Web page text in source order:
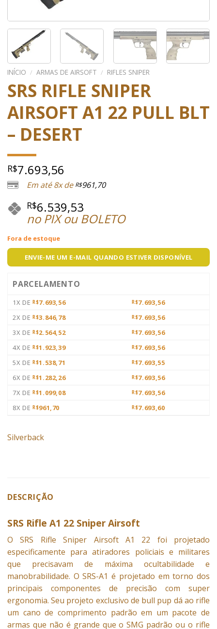
INÍCIO / ARMAS DE AIRSOFT / RIFLES SNIPER
SRS RIFLE SNIPER
AIRSOFT A1 22 PULL BLT
– DESERT
R$7.693,56
Em até 8x de R$961,70
R$6.539,53
no PIX ou BOLETO
Fora de estoque
ENVIE-ME UM E-MAIL QUANDO ESTIVER DISPONÍVEL
PARCELAMENTO
1X DE R$7.693,56 R$7.693,56
2X DE R$3.846,78 R$7.693,56
3X DE R$2.564,52 R$7.693,56
4X DE R$1.923,39 R$7.693,56
5X DE R$1.538,71 R$7.693,55
6X DE R$1.282,26 R$7.693,56
7X DE R$1.099,08 R$7.693,56
8X DE R$961,70 R$7.693,60
Silverback
DESCRIÇÃO
SRS Rifle A1 22 Sniper Airsoft
O SRS RifleSniper Airsoft A1 22 foi projetado
especificamente para atiradores policiais e militares
que precisavam de máxima ocultabilidade e
manobrabilidade. OSRS-A1 é projetado em torno dos
principais componentes de precisão com super
ergonomia. Seu projeto exclusivo de bull pup dá ao rifle
um cano de comprimento padrão em um pacote de
armas que não é grande que o SMG padrão ou o rifle